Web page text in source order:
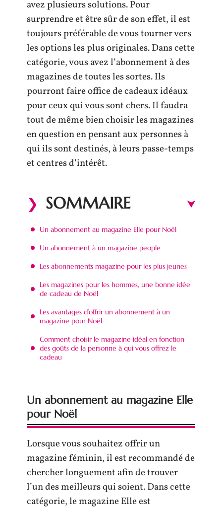
avez plusieurs solutions. Pour
surprendre et être sûr de son effet, il est
toujours préférable de vous tourner vers
les options les plus originales. Dans cette
catégorie, vous avez l’abonnement à des
magazines de toutes les sortes. Ils
pourront faire office de cadeaux idéaux
pour ceux qui vous sont chers. Il faudra
tout de même bien choisir les magazines
en question en pensant aux personnes à
qui ils sont destinés, à leurs passe-temps
et centres d’intérêt.
SOMMAIRE
Un abonnement au magazine Elle pour Noël
Un abonnement à un magazine people
Les abonnements magazine pour les plus jeunes
Les magazines pour les hommes, une bonne idée
de cadeau de Noël
Les avantages d’offrir un abonnement à un
magazine pour Noël
Comment choisir le magazine idéal en fonction
des goûts de la personne à qui vous offrez le
cadeau
Un abonnement au magazine Elle
pour Noël
Lorsque vous souhaitez offrir un
magazine féminin, il est recommandé de
chercher longuement afin de trouver
l’un des meilleurs qui soient. Dans cette
catégorie, le magazine Elle est